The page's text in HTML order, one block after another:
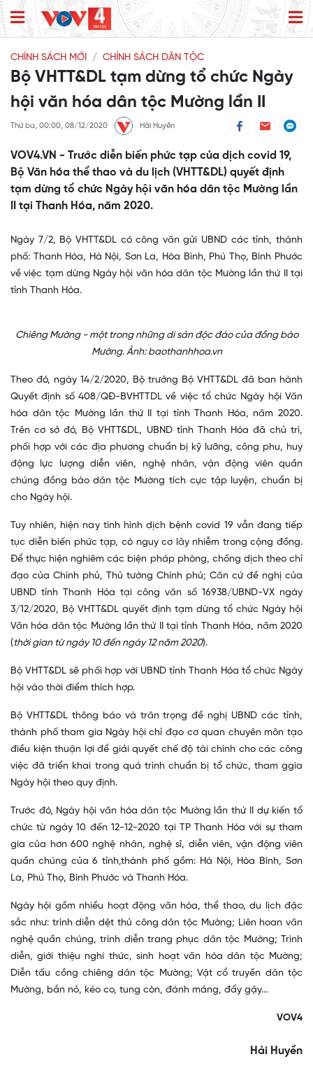
CHÍNH SÁCH MỚI CHÍNH SÁCH DÂN TỘC
Bộ VHTT&DL tạm dừng tổ chức Ngày
hội văn hóa dân tộc Mường lần II
Thứ ba, 00:00, 08/12/2020 Hải Huyền
VOV4.VN - Trước diễn biến phức tạp của dịch covid 19,
Bộ Văn hóa thể thao và du lịch (VHTT&DL) quyết định
tạm dừng tổ chức Ngày hội văn hóa dân tộc Mường lần
II tại Thanh Hóa, năm 2020.
Ngày 7/2, Bộ VHTT&DL có công văn gửi UBND các tỉnh, thành
phố: Thanh Hóa, Hà Nội, Sơn La, Hòa Bình, Phú Thọ, Bình Phước
về việc tạm dừng Ngày hội văn hóa dân tộc Mường lần thứ II tại
tỉnh Thanh Hóa.
Chiêng Mường - một trong những di sản độc đáo của đồng bào
Mường. Ảnh: baothanhhoa.vn
Theo đó, ngày 14/2/2020, Bộ trưởng Bộ VHTT&DL đã ban hành
Quyết định số 408/QĐ-BVHTTDL về việc tổ chức Ngày hội Văn
hóa dân tộc Mường lần thứ II tại tỉnh Thanh Hóa, năm 2020.
Trên cơ sở đó, Bộ VHTT&DL, UBND tỉnh Thanh Hóa đã chủ trì,
phối hợp với các địa phương chuẩn bị kỹ lưỡng, công phu, huy
động lực lượng diễn viên, nghệ nhân, vận động viên quần
chúng đồng bào dân tộc Mường tích cực tập luyện, chuẩn bị
cho Ngày hội.
Tuy nhiên, hiện nay tình hình dịch bệnh covid 19 vẫn đang tiếp
tục diễn biến phức tạp, có nguy cơ lây nhiễm trong cộng đồng.
Để thực hiện nghiêm các biện pháp phòng, chống dịch theo chỉ
đạo của Chính phủ, Thủ tướng Chính phủ; Căn cứ đề nghị của
UBND tỉnh Thanh Hóa tại công văn số 16938/UBND-VX ngày
3/12/2020, Bộ VHTT&DL quyết định tạm dừng tổ chức Ngày hội
Văn hóa dân tộc Mường lần thứ II tại tỉnh Thanh Hóa, năm 2020
(thời gian từ ngày 10 đến ngày 12 năm 2020).
Bộ VHTT&DL sẽ phối hợp với UBND tỉnh Thanh Hóa tổ chức Ngày
hội vào thời điểm thích hợp.
Bộ VHTT&DL thông báo và trân trọng đề nghị UBND các tỉnh,
thành phố tham gia Ngày hội chỉ đạo cơ quan chuyên môn tạo
điều kiện thuận lợi để giải quyết chế độ tài chính cho các công
việc đã triển khai trong quá trình chuẩn bị tổ chức, tham ggia
Ngày hội theo quy định.
Trước đó, Ngày hội văn hóa dân tộc Mường lần thứ II dự kiến tổ
chức từ ngày 10 đến 12-12-2020 tại TP Thanh Hóa với sự tham
gia của hơn 600 nghệ nhân, nghệ sĩ, diễn viên, vận động viên
quần chúng của 6 tỉnh,thành phố gồm: Hà Nội, Hòa Bình, Sơn
La, Phú Thọ, Bình Phước và Thanh Hóa.
Ngày hội gồm nhiều hoạt động văn hóa, thể thao, du lịch đặc
sắc như: trình diễn dệt thủ công dân tộc Mường; Liên hoan văn
nghệ quần chúng, trình diễn trang phục dân tộc Mường; Trình
diễn, giới thiệu nghi thức, sinh hoạt văn hóa dân tộc Mường;
Diễn tấu cồng chiêng dân tộc Mường; Vật cổ truyền dân tộc
Mường, bắn nỏ, kéo co, tung còn, đánh mảng, đẩy gậy...
VOV4
Hải Huyền